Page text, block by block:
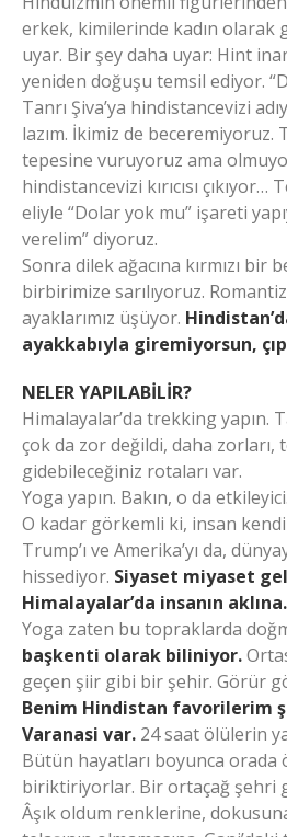
erkek, kimilerinde kadın olarak
uyar. Bir şey daha uyar: Hint
yeniden doğuşu temsil ediyor.
Tanrı Şiva’ya hindistancevizi
lazım. İkimiz de beceremiyoruz.
tepesine vuruyoruz ama
hindistancevizi kırıcısı
eliyle “Dolar yok mu” işareti
verelim” diyoruz.
Sonra dilek ağacına kırmızı bir
birbirimize sarılıyoruz.
ayaklarımız üşüyor.
ayakkabıyla giremiyorsun,
NELER YAPILABİLİR?
Himalayalar’da trekking yapın.
çok da zor değildi, daha
gidebileceğiniz rotaları var.
Yoga yapın. Bakın, o da
O kadar görkemli ki, insan
Trump’ı ve Amerika’yı da,
hissediyor. Siyaset miyaset
Himalayalar’da insanın aklına.
Yoga zaten bu topraklarda
başkenti olarak biliniyor.
geçen şiir gibi bir şehir. Görür
Benim Hindistan favorilerim
Varanasi var. 24 saat ölülerin
Bütün hayatları boyunca orada
biriktiriyorlar. Bir ortaçağ şehri
Âşık oldum renklerine,